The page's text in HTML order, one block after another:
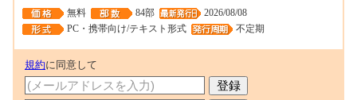
無料 84部
2026/08/08
PC・携帯向け/テキスト形式
不定期
規約に同意して